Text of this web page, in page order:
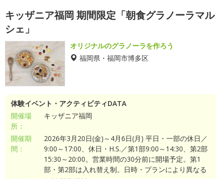
キッザニア福岡 期間限定「朝食グラノーラマル
シェ」
オリジナルのグラノーラを作ろう
福岡県・福岡市博多区
体験イベント・アクティビティDATA
開催場
所：
キッザニア福岡
開催期
間：
2026年3月20日(金)～4月6日(月) 平日・一部の休日／
9:00～17:00、休日・H.S.／第1部9:00～14:30、第2部
15:30～20:00。営業時間の30分前に開場予定。第1
部・第2部は入れ替え制。日時・プランにより異なる